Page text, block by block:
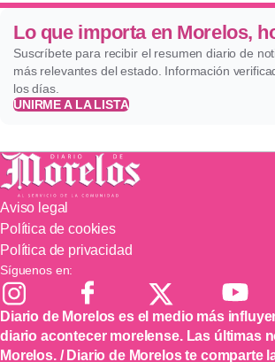
Lo que importa en Morelos,
Suscríbete para recibir el resumen diario de
más relevantes del estado. Información
los días.
UNIRME A LA LISTA
Aviso legal
Política de cookies
Política de privacidad
Síguenos en:
Diario de Morelos es el medio más
diario acontecer morelense. Las últimas
Morelos. / Diario de Morelos te comparte